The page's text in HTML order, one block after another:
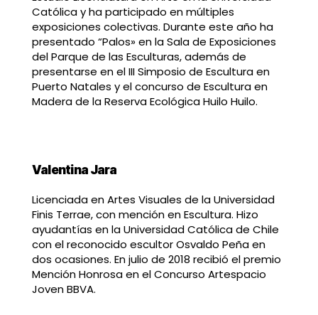
Católica y ha participado en múltiples
exposiciones colectivas. Durante este año ha
presentado “Palos» en la Sala de Exposiciones
del Parque de las Esculturas, además de
presentarse en el III Simposio de Escultura en
Puerto Natales y el concurso de Escultura en
Madera de la Reserva Ecológica Huilo Huilo.
Valentina Jara
Licenciada en Artes Visuales de la Universidad
Finis Terrae, con mención en Escultura. Hizo
ayudantías en la Universidad Católica de Chile
con el reconocido escultor Osvaldo Peña en
dos ocasiones. En julio de 2018 recibió el premio
Mención Honrosa en el Concurso Artespacio
Joven BBVA.